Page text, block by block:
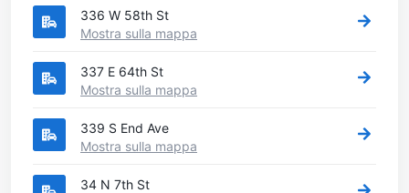
336 W 58th St
Mostra sulla mappa
337 E 64th St
Mostra sulla mappa
339 S End Ave
Mostra sulla mappa
34 N 7th St